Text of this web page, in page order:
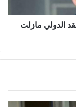
الدولي مازلت